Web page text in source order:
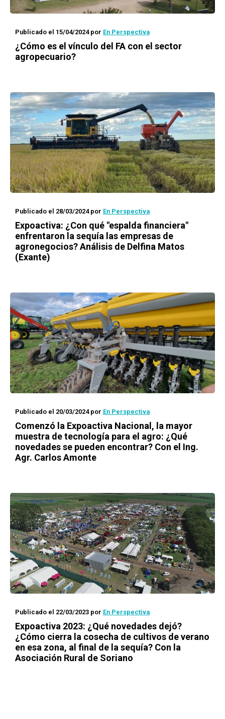
Publicado el 15/04/2024por En Perspectiva
¿Cómo es el vínculo del FA con el sector
agropecuario?
Publicado el 28/03/2024por En Perspectiva
Expoactiva: ¿Con qué "espalda financiera"
enfrentaron la sequía las empresas de
agronegocios? Análisis de Delfina Matos
(Exante)
Publicado el 20/03/2024por En Perspectiva
Comenzó la Expoactiva Nacional, la mayor
muestra de tecnología para el agro: ¿Qué
novedades se pueden encontrar? Con el Ing.
Agr. Carlos Amonte
Publicado el 22/03/2023 por En Perspectiva
Expoactiva 2023: ¿Qué novedades dejó?
¿Cómo cierra la cosecha de cultivos de verano
en esa zona, al final de la sequía? Con la
Asociación Rural de Soriano